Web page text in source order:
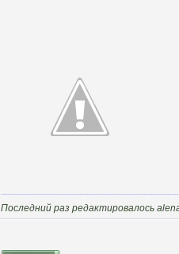
Последний раз редактировалось